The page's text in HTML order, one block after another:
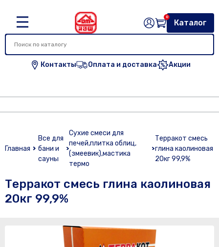
Контакты Оплата и доставка Акции
Каталог
0
Главная
Все для
бани и
сауны
Сухие смеси для
печей,плитка облиц,
(змеевик),мастика
термо
Терракот смесь
глина каолиновая
20кг 99,9%
Терракот смесь глина каолиновая
20кг 99,9%